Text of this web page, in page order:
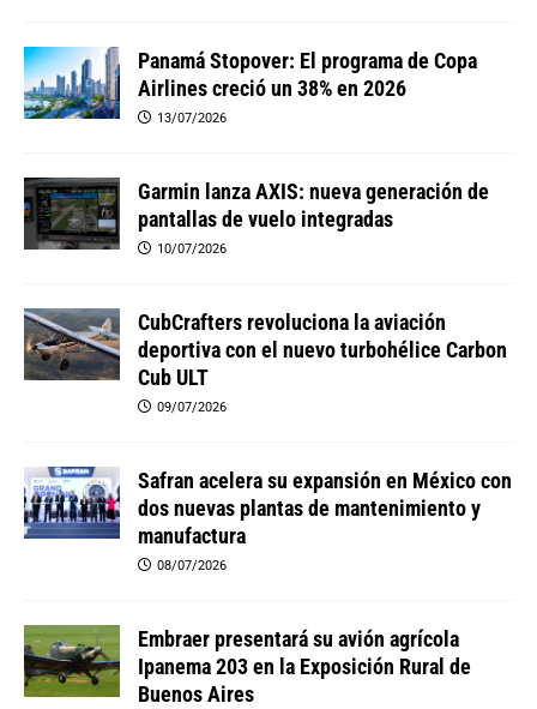
Panamá Stopover: El programa de Copa
Airlines creció un 38% en 2026
13/07/2026
Garmin lanza AXIS: nueva generación de
pantallas de vuelo integradas
10/07/2026
CubCrafters revoluciona la aviación
deportiva con el nuevo turbohélice Carbon
Cub ULT
09/07/2026
Safran acelera su expansión en México con
dos nuevas plantas de mantenimiento y
manufactura
08/07/2026
Embraer presentará su avión agrícola
Ipanema 203 en la Exposición Rural de
Buenos Aires